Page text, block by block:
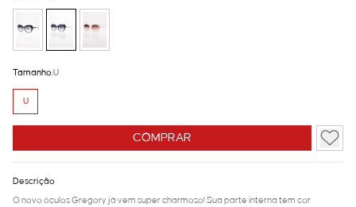
COMPRAR
Tamanho:U
U
Descrição
O novo óculos Gregory já vem super charmoso! Sua parte interna tem cor